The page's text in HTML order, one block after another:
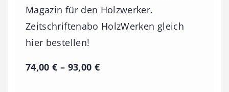
Magazin für den Holzwerker.
Zeitschriftenabo HolzWerken gleich
hier bestellen!
74,00€ – 93,00 €P